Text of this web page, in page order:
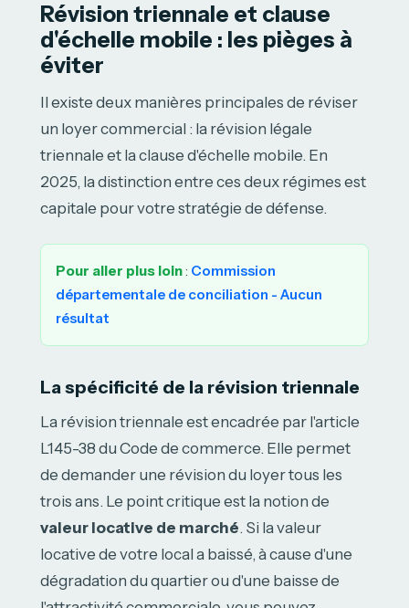
Révision triennale et clause
d'échelle mobile : les pièges à
éviter
Il existe deux manières principales de réviser
un loyer commercial : la révision légale
triennale et la clause d'échelle mobile. En
2025, la distinction entre ces deux régimes est
capitale pour votre stratégie de défense.
Pour aller plus loin: Commission
départementale de conciliation - Aucun
résultat
La spécificité de la révision triennale
La révision triennale est encadrée par l'article
L145-38 du Code de commerce. Elle permet
de demander une révision du loyer tous les
trois ans. Le point critique est la notion de
valeur locative de marché. Si la valeur
locative de votre local a baissé, à cause d'une
dégradation du quartier ou d'une baisse de